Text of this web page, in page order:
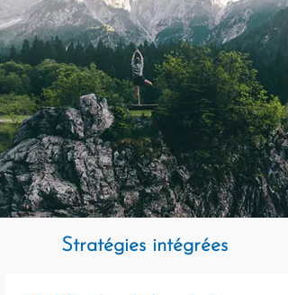
Stratégies intégrées